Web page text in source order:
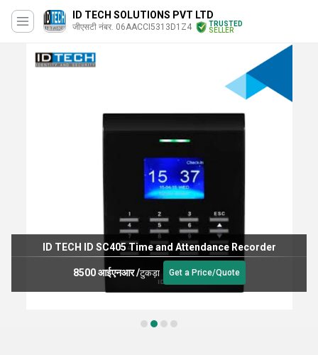
ID TECH SOLUTIONS PVT LTD
जीएसटी नंबर. 06AACCI5313D1Z4
TRUSTED
SELLER
ID TECH ID SC405 Time and Attendance Recorder
8500 आईएनआर/टुकड़ा Get a Price/Quote